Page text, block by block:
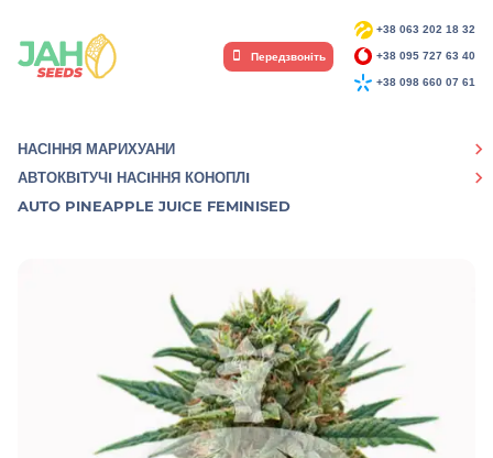
+38 063 202 18 32
+38 095 727 63 40
+38 098 660 07 61
Передзвоніть
НАСІННЯ МАРИХУАНИ
АВТОКВIТУЧI НАСIННЯ КОНОПЛI
AUTO PINEAPPLE JUICE FEMINISED